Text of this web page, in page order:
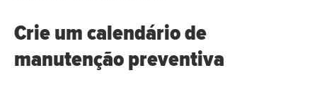
Crie um calendário de
manutenção preventiva